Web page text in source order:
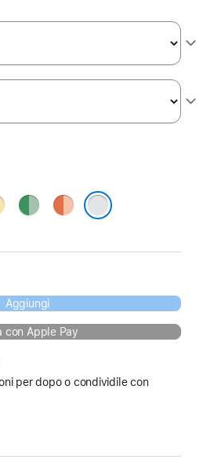
Verde Arancione
Aggiungi
con Apple Pay
per dopo o condividile con